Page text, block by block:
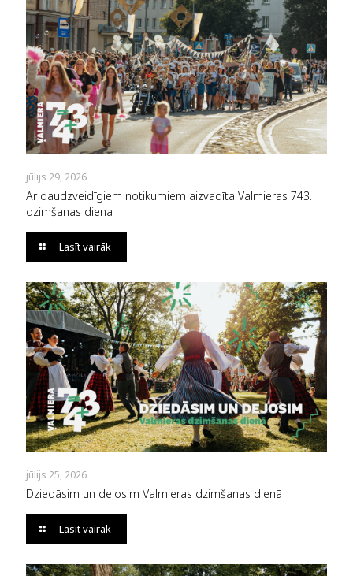
jūlijs 29, 2026
Ar daudzveidīgiem notikumiem aizvadīta Valmieras 743.
dzimšanas diena
Lasīt vairāk
jūlijs 25, 2026
Dziedāsim un dejosim Valmieras dzimšanas dienā
Lasīt vairāk